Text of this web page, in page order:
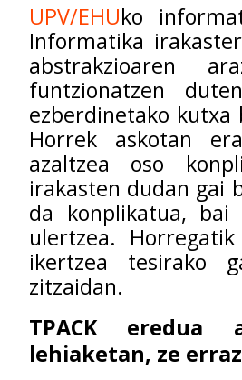
UPV/EHUko
Informatika
abstrakzioaren
funtzionatzen
ezberdinetako
Horrek askotan
azaltzea oso
irakasten dudan gai
da konplikatua,
ulertzea.
ikertzea tesirako
zitzaidan.
TPACK
lehiaketan, ze